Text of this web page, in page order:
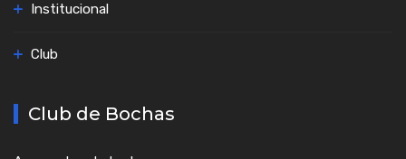
Institucional
Club
Club de Bochas